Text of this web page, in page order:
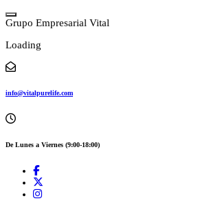
Skip
to
Grupo Empresarial Vital
Loading
info@vitalpurelife.com
De Lunes a Viernes (9:00-18:00)